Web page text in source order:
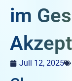
im
Juli 12, 2025